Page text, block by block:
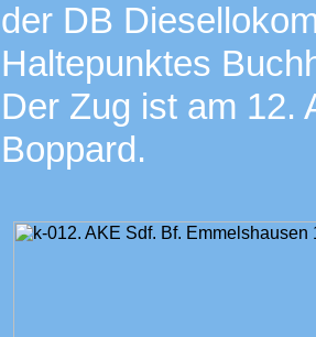
der DB
Haltepunktes
Der Zug ist am 12.
Boppard.